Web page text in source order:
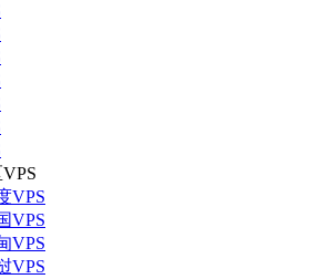
VPS
VPS
VPS
VPS